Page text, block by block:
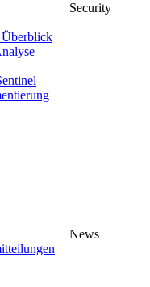
Security
Überblick
News